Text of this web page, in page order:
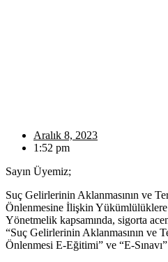
Aralık 8, 2023
1:52 pm
Sayın Üyemiz;
Suç Gelirlerinin Aklanmasının ve
Önlenmesine İlişkin
Yönetmelik kapsamında, sigorta
“Suç Gelirlerinin Aklanmasının ve
Önlenmesi E-Eğitimi” ve “E-